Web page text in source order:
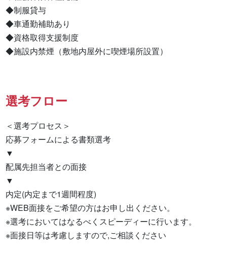
◆制服貸与
◆車通勤補助あり
◆資格取得支援制度
◆施設内禁煙（敷地内屋外に喫煙場所設置）
選考フロー
＜選考プロセス＞
応募フォームによる書類選考
▼
配属先担当者との面接
▼
内定(内定まで1週間程度)
※WEB面接をご希望の方はお申し出ください。
※選考においてはなるべくスピーディーに行います。
※面接日等は考慮しますので,ご相談ください